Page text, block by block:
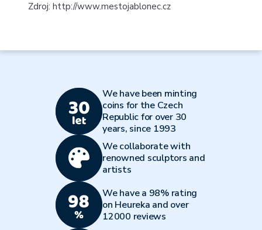
Zdroj: http://www.mestojablonec.cz
We have been minting
coins for the Czech
Republic for over 30
years, since 1993
We collaborate with
renowned sculptors and
artists
We have a 98% rating
on Heureka and over
12000 reviews